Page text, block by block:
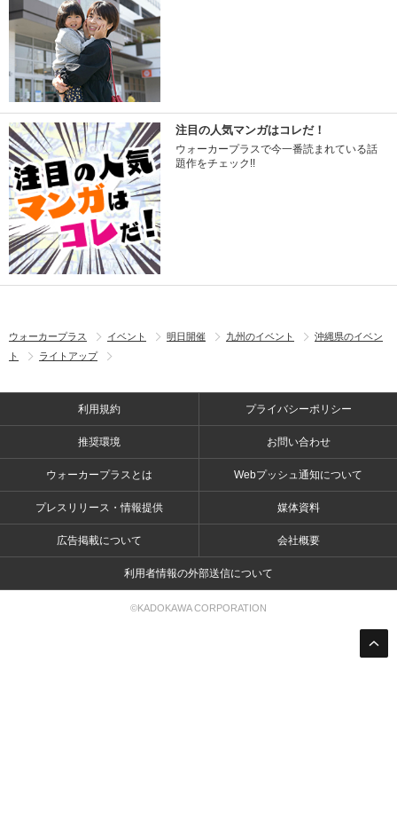
注目の人気マンガはコレだ！
ウォーカープラスで今一番読まれている話
題作をチェック!!
ウォーカープラス イベント 明日開催 九州のイベント
沖縄県のイベン
ト
ライトアップ
利用規約 プライバシーポリシー
推奨環境 お問い合わせ
ウォーカープラスとは Webプッシュ通知について
プレスリリース・情報提供 媒体資料
広告掲載について 会社概要
利用者情報の外部送信について
©KADOKAWA CORPORATION